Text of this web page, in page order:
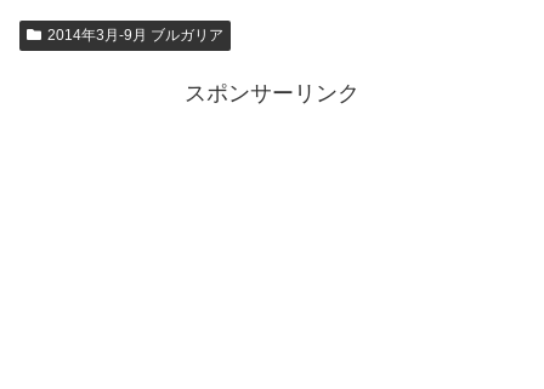
2014年3月-9月 ブルガリア
スポンサーリンク